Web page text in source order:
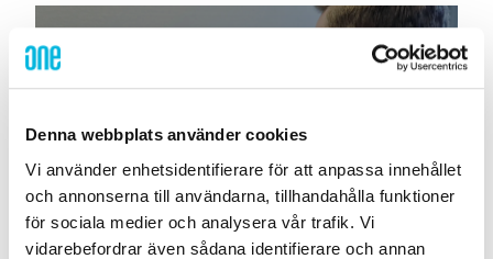
Denna webbplats använder cookies
Vi använder enhetsidentifierare för att anpassa innehållet
och annonserna till användarna, tillhandahålla funktioner
för sociala medier och analysera vår trafik. Vi
vidarebefordrar även sådana identifierare och annan
kontroll för Värme och kyla, El samt Vatten och
NYHET
SFAB och ONE Nordic halvvägs
2024-04-04
ONE Nordic byter ut äldre
kommunikationsteknologier till nästa generations
teknologi – NB IoT för SFAB.